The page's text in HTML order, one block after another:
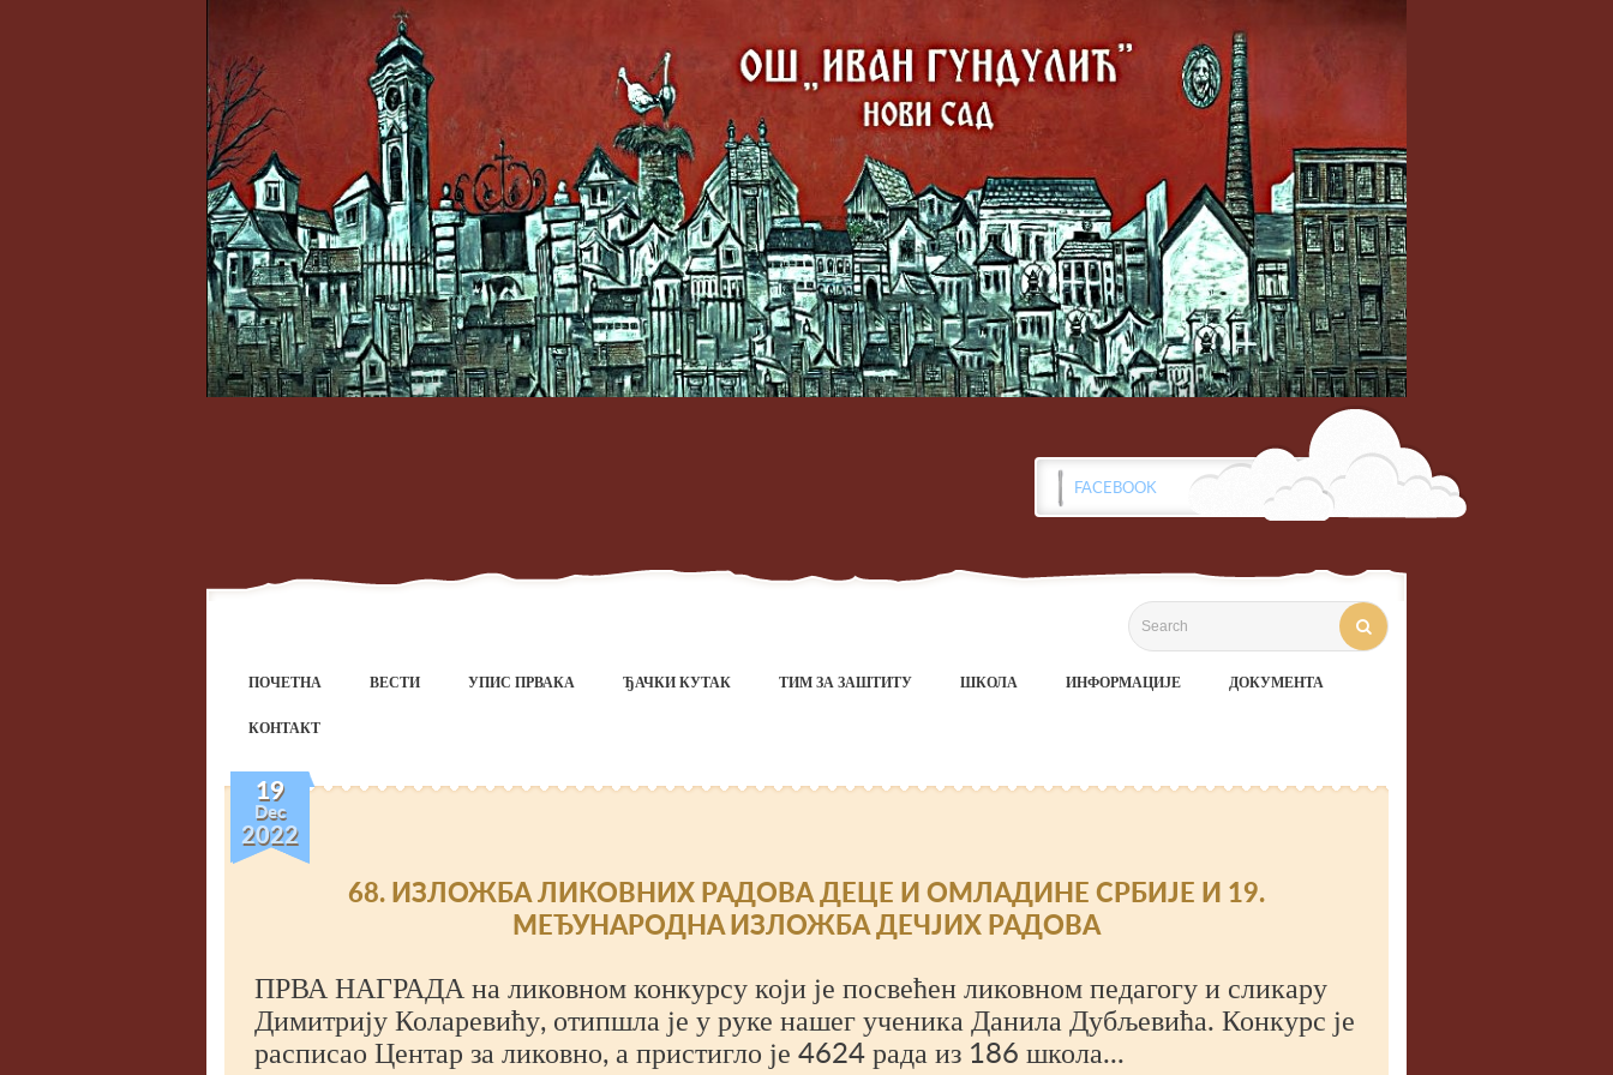
FACEBOOK
ПОЧЕТНА ВЕСТИ УПИС ПРВАКА ЂАЧКИ КУТАК ТИМ ЗА ЗАШТИТУ ШКОЛА ИНФОРМАЦИЈЕ ДОКУМЕНТА
КОНТАКТ
19
Dec
2022
68. ИЗЛОЖБА ЛИКОВНИХ РАДОВА ДЕЦЕ И ОМЛАДИНЕ СРБИЈЕ И 19.
МЕЂУНАРОДНA ИЗЛОЖБА ДЕЧЈИХ РАДОВА
ПРВА НАГРАДА на ликовном конкурсу који је посвећен ликовном педагогу и сликару
Димитрију Коларевићу, отипшла је у руке нашег ученика Данила Дубљевића. Конкурс је
расписао Центар за ликовно, а пристигло је 4624 рада из 186 школа...